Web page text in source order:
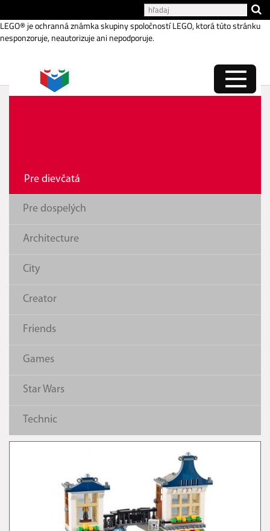
LEGO® je ochranná známka skupiny spoločností LEGO, ktorá túto stránku
nesponzoruje, neautorizuje ani nepodporuje.
Pre dievčatá
Pre dospelých
Architecture
City
Creator
Friends
Games
Star Wars
Technic